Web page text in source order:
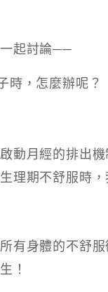
起討論──
時，怎麼辦呢？
動月經的排出
理期不舒服時，
有身體的不舒
！